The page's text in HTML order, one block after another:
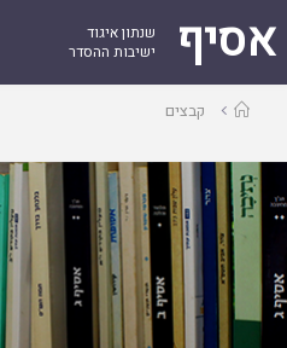
אסיף
שנתון איגוד
ישיבות ההסדר
עמודקבצים